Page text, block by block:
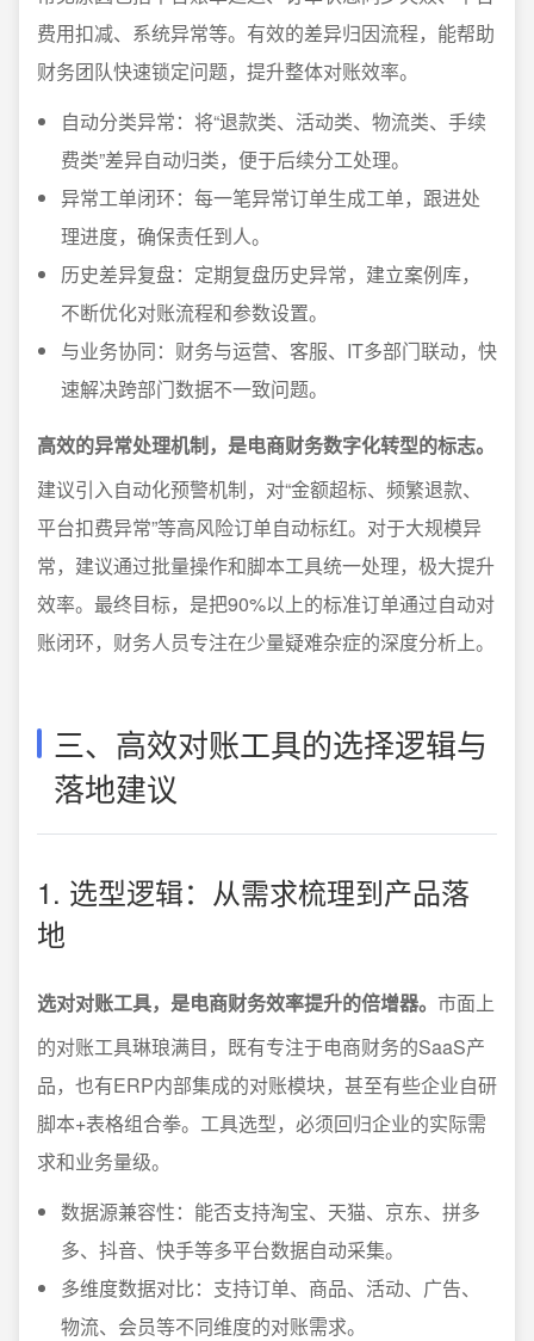
费用扣减、系统异常等。有效的差异归因流程，能帮助
财务团队快速锁定问题，提升整体对账效率。
自动分类异常：将“退款类、活动类、物流类、手续
费类”差异自动归类，便于后续分工处理。
异常工单闭环：每一笔异常订单生成工单，跟进处
理进度，确保责任到人。
历史差异复盘：定期复盘历史异常，建立案例库，
不断优化对账流程和参数设置。
与业务协同：财务与运营、客服、IT多部门联动，快
速解决跨部门数据不一致问题。
高效的异常处理机制，是电商财务数字化转型的标志。
建议引入自动化预警机制，对“金额超标、频繁退款、
平台扣费异常”等高风险订单自动标红。对于大规模异
常，建议通过批量操作和脚本工具统一处理，极大提升
效率。最终目标，是把90%以上的标准订单通过自动对
账闭环，财务人员专注在少量疑难杂症的深度分析上。
三、高效对账工具的选择逻辑与
落地建议
1. 选型逻辑：从需求梳理到产品落
地
选对对账工具，是电商财务效率提升的倍增器。 市面上
的对账工具琳琅满目，既有专注于电商财务的SaaS产
品，也有ERP内部集成的对账模块，甚至有些企业自研
脚本+表格组合拳。工具选型，必须回归企业的实际需
求和业务量级。
数据源兼容性：能否支持淘宝、天猫、京东、拼多
多、抖音、快手等多平台数据自动采集。
多维度数据对比：支持订单、商品、活动、广告、
物流、会员等不同维度的对账需求。